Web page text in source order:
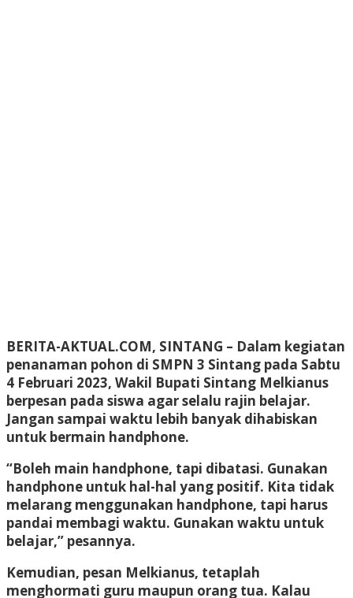
BERITA-AKTUAL.COM, SINTANG – Dalam kegiatan
penanaman pohon di SMPN 3 Sintang pada Sabtu
4 Februari 2023, Wakil Bupati Sintang Melkianus
berpesan pada siswa agar selalu rajin belajar.
Jangan sampai waktu lebih banyak dihabiskan
untuk bermain handphone.
“Boleh main handphone, tapi dibatasi. Gunakan
handphone untuk hal-hal yang positif. Kita tidak
melarang menggunakan handphone, tapi harus
pandai membagi waktu. Gunakan waktu untuk
belajar,” pesannya.
Kemudian, pesan Melkianus, tetaplah
menghormati guru maupun orang tua. Kalau